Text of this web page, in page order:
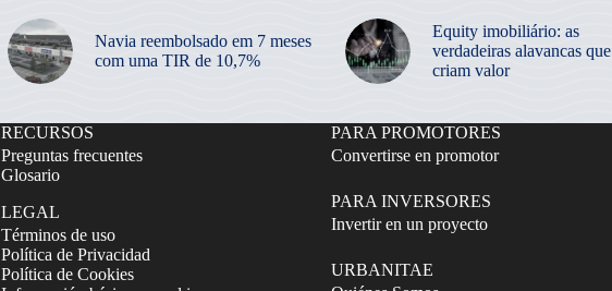
Navia reembolsado em 7 meses
com uma TIR de 10,7%
Equity imobiliário: as
verdadeiras alavancas que
criam valor
RECURSOS
Preguntas frecuentes
Glosario
LEGAL
Términos de uso
Política de Privacidad
Política de Cookies
PARA PROMOTORES
Convertirse en promotor
PARA INVERSORES
Invertir en un proyecto
URBANITAE